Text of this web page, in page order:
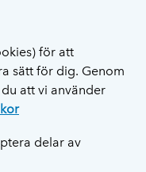
för att
sätt för dig. Genom
att vi använder
delar av